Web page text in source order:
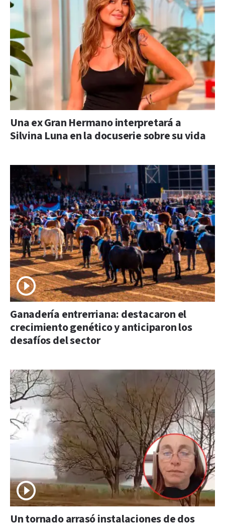
Una ex Gran Hermano interpretará a
Silvina Luna en la docuserie sobre su vida
Ganadería entrerriana: destacaron el
crecimiento genético y anticiparon los
desafíos del sector
Un tornado arrasó instalaciones de dos